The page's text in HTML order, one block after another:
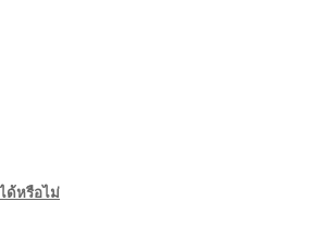
ด้หรือไม่